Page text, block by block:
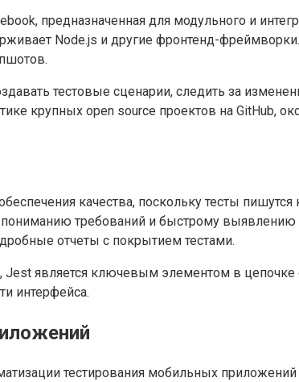
предназначенная для модульного и
Node.js и другие фронтенд-
тестовые сценарии, следить за
крупных open source проектов на GitHub,
качества, поскольку тесты
требований и быстрому выявлению
отчеты с покрытием тестами.
является ключевым элементом в
интерфейса.
тестирования мобильных